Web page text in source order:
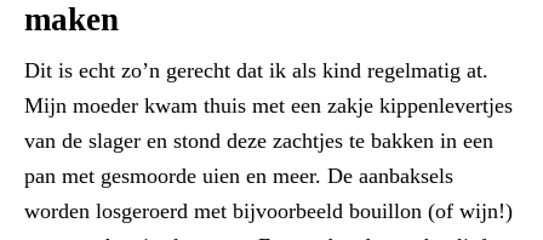
maken
Dit is echt zo’n gerecht dat ik als kind regelmatig at.
Mijn moeder kwam thuis met een zakje kippenlevertjes
van de slager en stond deze zachtjes te bakken in een
pan met gesmoorde uien en meer. De aanbaksels
worden losgeroerd met bijvoorbeeld bouillon (of wijn!)